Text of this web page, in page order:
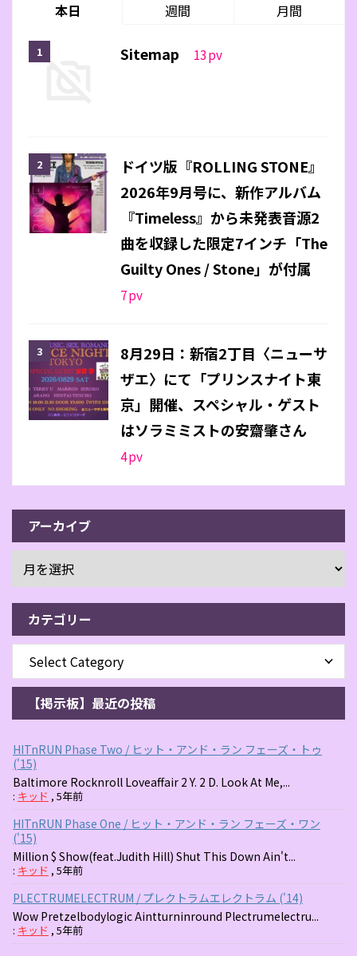
本日 週間 月間
Sitemap 13pv
ドイツ版『ROLLING STONE』
2026年9月号に、新作アルバム
『Timeless』から未発表音源2
曲を収録した限定7インチ「The
Guilty Ones / Stone」が付属
7pv
8月29日：新宿2丁目〈ニューサ
ザエ〉にて「プリンスナイト東
京」開催、スペシャル・ゲスト
はソラミミストの安齋肇さん
4pv
アーカイブ
カテゴリー
【掲示板】最近の投稿
HITnRUN Phase Two / ヒット・アンド・ラン フェーズ・トゥ
('15)
Baltimore Rocknroll Loveaffair 2 Y. 2 D. Look At Me,...
: キッド , 5年前
HITnRUN Phase One / ヒット・アンド・ラン フェーズ・ワン
('15)
Million $ Show(feat.Judith Hill) Shut This Down Ain't...
: キッド , 5年前
PLECTRUMELECTRUM / プレクトラムエレクトラム ('14)
Wow Pretzelbodylogic Aintturninround Plectrumelectru...
: キッド , 5年前